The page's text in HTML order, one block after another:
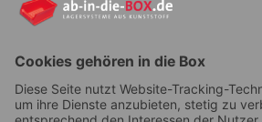
YouTube